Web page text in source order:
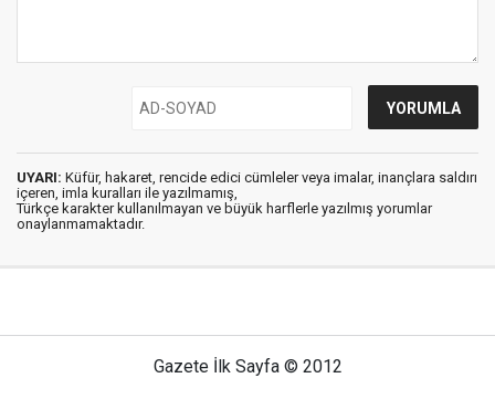
UYARI: Küfür, hakaret, rencide edici cümleler veya imalar, inançlara saldırı
içeren, imla kuralları ile yazılmamış,
Türkçe karakter kullanılmayan ve büyük harflerle yazılmış yorumlar
onaylanmamaktadır.
Gazete İlk Sayfa © 2012